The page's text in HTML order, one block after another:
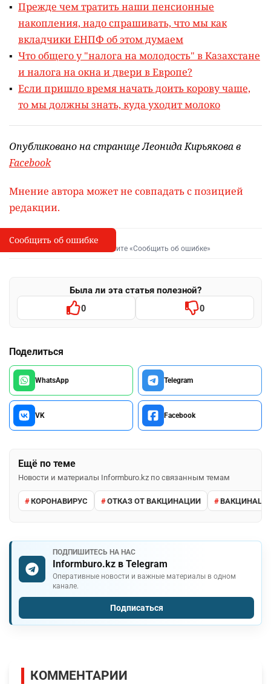
Прежде чем тратить наши пенсионные
накопления, надо спрашивать, что мы как
вкладчики ЕНПФ об этом думаем
Что общего у "налога на молодость" в Казахстане
и налога на окна и двери в Европе?
Если пришло время начать доить корову чаще,
то мы должны знать, куда уходит молоко
Опубликовано на странице Леонида Кирьякова в
Facebook
Мнение автора может не совпадать с позицией
редакции.
I
Сообщить об опечатке
Выделите фрагмент и нажмите «Сообщить об ошибке»
Была ли эта статья полезной?
0 0
Поделиться
WhatsApp Telegram
VK Facebook
Ещё по теме
Новости и материалы Informburo.kz по связанным темам
КОРОНАВИРУС ОТКАЗ ОТ ВАКЦИНАЦИИ
ПОДПИШИТЕСЬ НА НАС
Informburo.kz в Telegram
Оперативные новости и важные материалы в одном
канале.
Подписаться
Сообщить об ошибке
КОММЕНТАРИИ